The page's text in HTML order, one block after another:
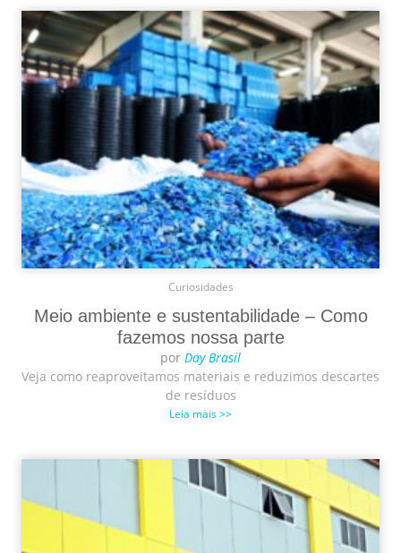
Curiosidades
Meio ambiente e sustentabilidade – Como
fazemos nossa parte
por Day Brasil
Veja como reaproveitamos materiais e reduzimos descartes
de resíduos
Leia mais >>